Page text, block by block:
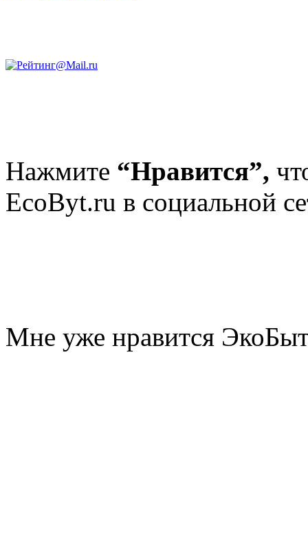
Нажмите “Нравится”,
EcoByt.ru в социальной
Мне уже нравится